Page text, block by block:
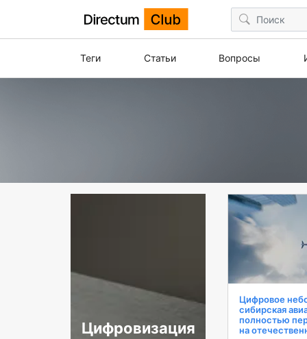
Теги Статьи Вопросы
Цифровизация
Цифровое
сибирская
полностью
на